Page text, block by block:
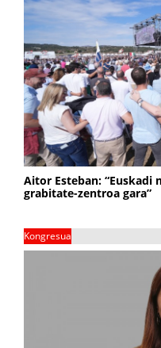
Aitor Esteban:
grabitate-zentroa gara”
Kongresua